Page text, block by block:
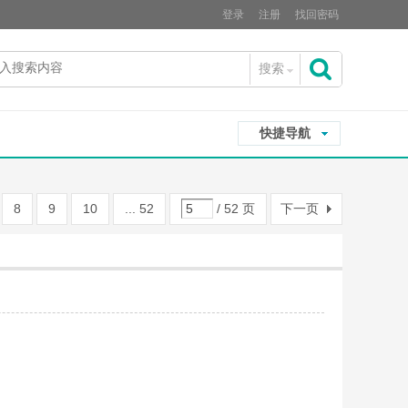
登录 注册 找回密码
搜索
快捷导航
8 9 10 ... 52 / 52 页 下一页